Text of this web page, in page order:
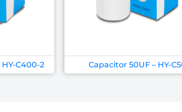
C400-2 Capacitor 50UF – HY-